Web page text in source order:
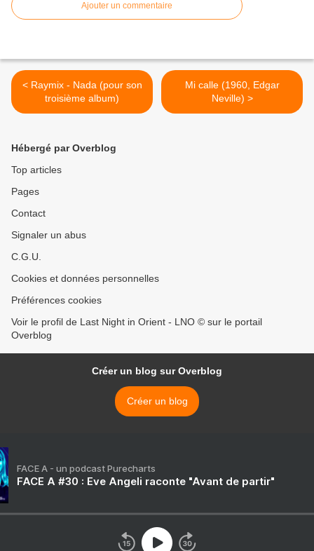
Ajouter un commentaire
< Raymix - Nada (pour son
troisième album)
Mi calle (1960, Edgar
Neville) >
Hébergé par Overblog
Top articles
Pages
Contact
Signaler un abus
C.G.U.
Cookies et données personnelles
Préférences cookies
Voir le profil de Last Night in Orient - LNO © sur le portail
Overblog
Créer un blog sur Overblog
Créer un blog
FACE A - un podcast Purecharts
FACE A #30 : Eve Angeli raconte "Avant de partir"